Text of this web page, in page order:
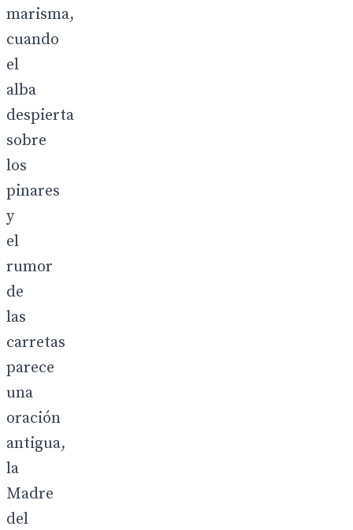
marisma,
cuando
el
alba
despierta
sobre
los
pinares
y
el
rumor
de
las
carretas
parece
una
oración
antigua,
la
Madre
del